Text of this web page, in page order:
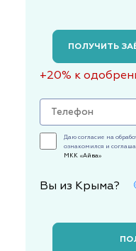
ПОЛУЧИТЬ
+20% к
Даю согласие на
ознакомился и
МКК «Айва»
Вы из Крыма?